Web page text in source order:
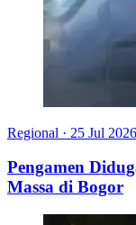
Regional · 25 Jul 2026
Pengamen
Massa di Bogor